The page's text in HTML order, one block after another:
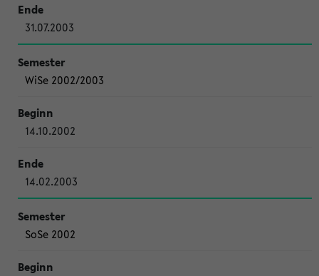
31.07.2003
WiSe 2002/2003
14.10.2002
14.02.2003
SoSe 2002